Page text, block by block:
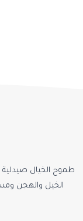
طموح الخيال
الخيل والهجن